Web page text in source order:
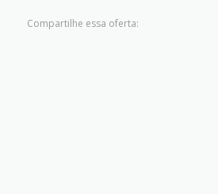
Compartilhe essa oferta: